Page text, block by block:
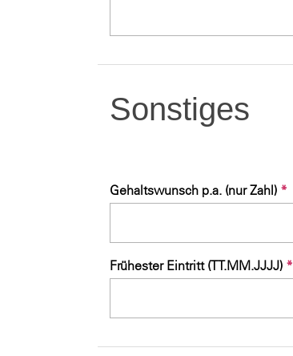
Sonstiges
Gehaltswunsch p.a. (nur Zahl) *
Frühester Eintritt (TT.MM.JJJJ) *